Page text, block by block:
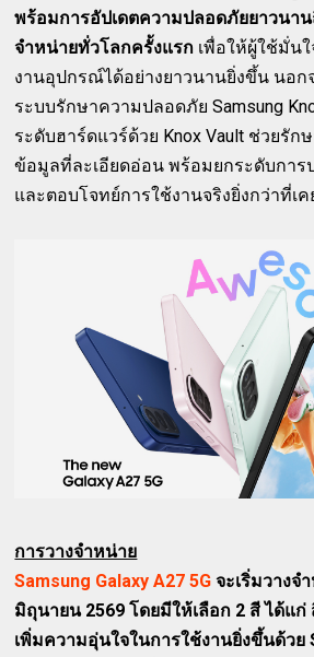
พร้อมการอัปเดตความปลอดภัยยาวนา
จำหน่ายทั่วโลกครั้งแรก เพื่อให้ผู้ใช้มั่น
งานอุปกรณ์ได้อย่างยาวนานยิ่งขึ้น นอก
ระบบรักษาความปลอดภัย Samsung
ระดับฮาร์ดแวร์ด้วย Knox Vault ช่วยรั
ข้อมูลที่ละเอียดอ่อน พร้อมยกระดับการ
และตอบโจทย์การใช้งานจริงยิ่งกว่าที่เค
การวางจำหน่าย
Samsung Galaxy A27 5G จะเริ่มวางจ
มิถุนายน 2569 โดยมีให้เลือก 2 สี ได้แ
เพิ่มความอุ่นใจในการใช้งานยิ่งขึ้นด้วย